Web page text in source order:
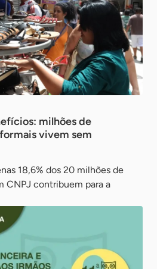
milhões de
vivem sem
18,6% dos 20 milhões de
CNPJ contribuem para a